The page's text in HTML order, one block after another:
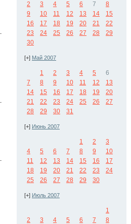
2
3 4 5 6 7
8
9
10 11 12 13 14
15
16
17 18 19 20 21
22
23
24 25 26 27 28
29
30
[+] Май 2007
1 2 3 4 5
6
7
8 9 10 11 12
13
14
15 16 17 18 19
20
21
22 23 24 25 26
27
28
29 30 31
[+] Июнь 2007
1 2
3
4
5 6 7 8 9
10
11
12 13 14 15 16
17
18
19 20 21 22 23
24
25
26 27 28 29 30
[+] Июль 2007
1
2
3 4 5 6 7
8